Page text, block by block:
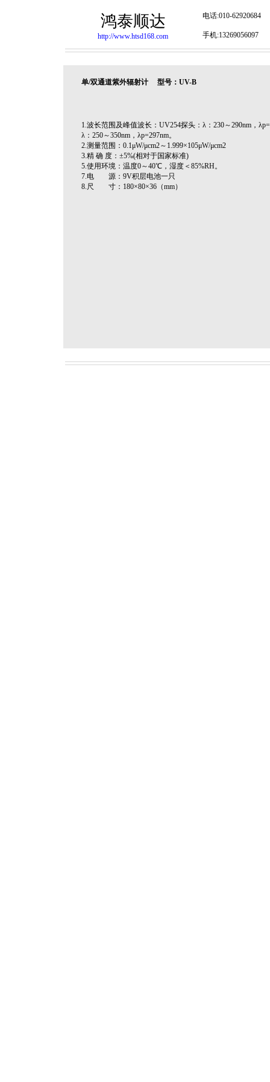
鸿泰顺达
http://www.htsd168.com
电话:010-62920684
手机:13269056097
单/双通道紫外辐射计 型号：UV-B
1.波长范围及峰值波长：UV254探头：λ：230～290nm，
λ：250～350nm，λp=297nm。
2.测量范围：0.1μW/μcm2～1.999×105μW/μcm2
3.精 确 度：±5%(相对于国家标准)
5.使用环境：温度0～40℃，湿度＜85%RH。
7.电 源：9V积层电池一只
8.尺 寸：180×80×36（mm）